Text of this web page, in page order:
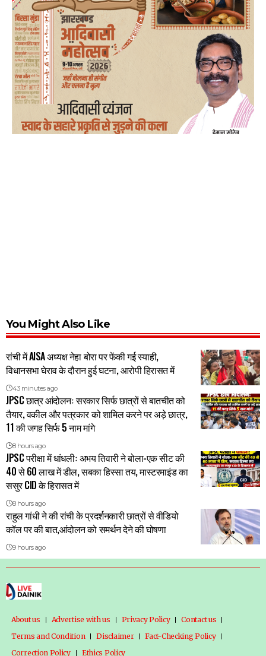
You Might Also Like
रांची में AISA अध्यक्ष नेहा बोरा पर फेंकी गई स्याही,
विधानसभा घेराव के दौरान हुई घटना, आरोपी हिरासत में
43 minutes ago
JPSC छात्र आंदोलनः सरकार सिर्फ छात्रों से बातचीत को
तैयार, वकील और पत्रकार को शामिल करने पर अड़े छात्र,
11 की जगह सिर्फ 5 नाम मांगे
8 hours ago
JPSC परीक्षा में धांधलीः अभय तिवारी ने बोला-एक सीट की
40 से 60 लाख में डील, सबका हिस्सा तय, मास्टरमाइंड का
ससुर CID के हिरासत में
8 hours ago
राहुल गांधी ने की रांची के प्रदर्शनकारी छात्रों से वीडियो
कॉल पर की बात,आंदोलन को समर्थन देने की घोषणा
9 hours ago
About us Advertise with us Privacy Policy
Contact us
Terms and Condition
Disclaimer
Fact-Checking Policy
Correction Policy
Ethics Policy